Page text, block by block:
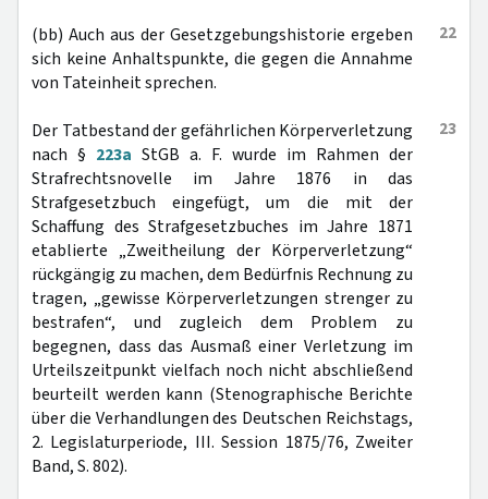
22
(bb) Auch aus der Gesetzgebungshistorie ergeben
sich keine Anhaltspunkte, die gegen die Annahme
von Tateinheit sprechen.
23
Der Tatbestand der gefährlichen Körperverletzung
nach § 223a StGB a. F. wurde im Rahmen der
Strafrechtsnovelle im Jahre 1876 in das
Strafgesetzbuch eingefügt, um die mit der
Schaffung des Strafgesetzbuches im Jahre 1871
etablierte „Zweitheilung der Körperverletzung“
rückgängig zu machen, dem Bedürfnis Rechnung zu
tragen, „gewisse Körperverletzungen strenger zu
bestrafen“, und zugleich dem Problem zu
begegnen, dass das Ausmaß einer Verletzung im
Urteilszeitpunkt vielfach noch nicht abschließend
beurteilt werden kann (Stenographische Berichte
über die Verhandlungen des Deutschen Reichstags,
2. Legislaturperiode, III. Session 1875/76, Zweiter
Band, S. 802).